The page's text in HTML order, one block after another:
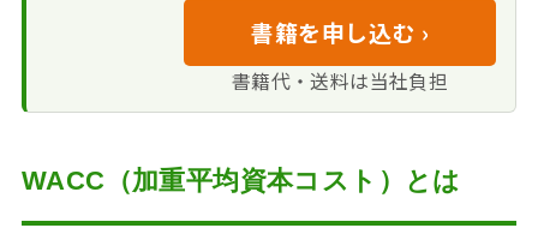
書籍を申し込む ›
書籍代・送料は当社負担
WACC（加重平均資本コスト）とは